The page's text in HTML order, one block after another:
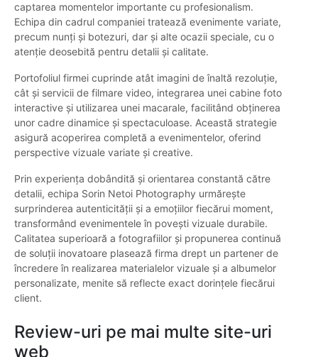
captarea momentelor importante cu profesionalism.
Echipa din cadrul companiei tratează evenimente variate,
precum nunți și botezuri, dar şi alte ocazii speciale, cu o
atenție deosebită pentru detalii și calitate.
Portofoliul firmei cuprinde atât imagini de înaltă rezoluție,
cât și servicii de filmare video, integrarea unei cabine foto
interactive și utilizarea unei macarale, facilitând obținerea
unor cadre dinamice și spectaculoase. Această strategie
asigură acoperirea completă a evenimentelor, oferind
perspective vizuale variate și creative.
Prin experiența dobândită și orientarea constantă către
detalii, echipa Sorin Netoi Photography urmărește
surprinderea autenticității și a emoțiilor fiecărui moment,
transformând evenimentele în povești vizuale durabile.
Calitatea superioară a fotografiilor și propunerea continuă
de soluții inovatoare plasează firma drept un partener de
încredere în realizarea materialelor vizuale și a albumelor
personalizate, menite să reflecte exact dorințele fiecărui
client.
Review-uri pe mai multe site-uri
web